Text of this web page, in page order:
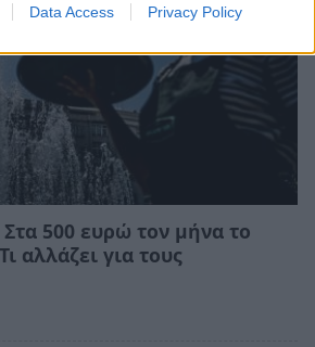
Data Access Privacy Policy
500 ευρώ τον μήνα το
αλλάζει για τους